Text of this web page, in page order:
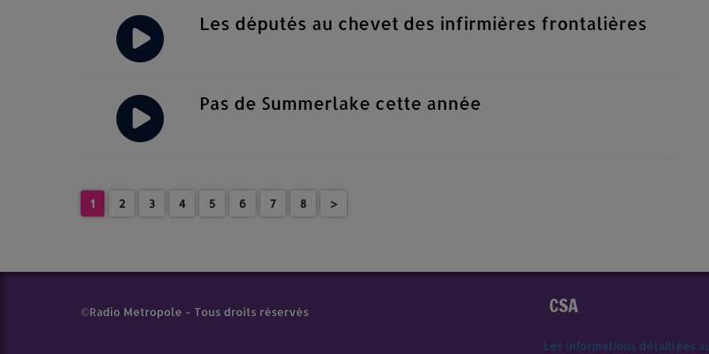
Les députés au chevet des infirmières frontalières
Pas de Summerlake cette année
1 2 3 4 5 6 7 8 >
©Radio Metropole - Tous droits réservés CSA
Les informations détaillées